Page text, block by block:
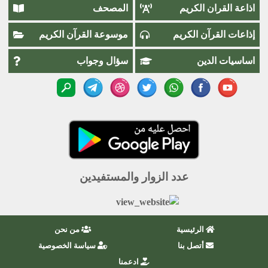
اذاعة القران الكريم المصحف
إذاعات القرآن الكريم موسوعة القرآن الكريم
اساسيات الدين سؤال وجواب
عدد الزوار والمستفيدين
الرئيسية
من نحن
أتصل بنا
سياسة الخصوصية
ادعمنا